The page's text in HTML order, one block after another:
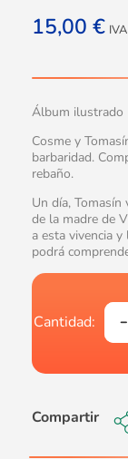
15,00 €
Álbum ilustrado
Cosme y
barbaridad.
rebaño.
Un día,
de la madre de
a esta vivencia
podrá
Compartir